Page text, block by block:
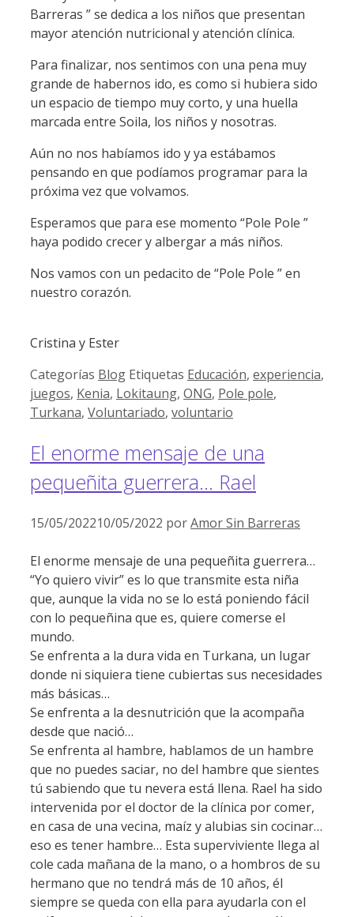
Barreras ” se dedica a los niños que presentan
mayor atención nutricional y atención clínica.
Para finalizar, nos sentimos con una pena muy
grande de habernos ido, es como si hubiera sido
un espacio de tiempo muy corto, y una huella
marcada entre Soila, los niños y nosotras.
Aún no nos habíamos ido y ya estábamos
pensando en que podíamos programar para la
próxima vez que volvamos.
Esperamos que para ese momento “Pole Pole ”
haya podido crecer y albergar a más niños.
Nos vamos con un pedacito de “Pole Pole ” en
nuestro corazón.
Cristina y Ester
Categorías Blog Etiquetas Educación, experiencia,
juegos, Kenia, Lokitaung, ONG, Pole pole,
Turkana, Voluntariado, voluntario
El enorme mensaje de una
pequeñita guerrera… Rael
15/05/202210/05/2022 porAmor Sin Barreras
El enorme mensaje de una pequeñita guerrera…
“Yo quiero vivir” es lo que transmite esta niña
que, aunque la vida no se lo está poniendo fácil
con lo pequeñina que es, quiere comerse el
mundo.
Se enfrenta a la dura vida en Turkana, un lugar
donde ni siquiera tiene cubiertas sus necesidades
más básicas…
Se enfrenta a la desnutrición que la acompaña
desde que nació…
Se enfrenta al hambre, hablamos de un hambre
que no puedes saciar, no del hambre que sientes
tú sabiendo que tu nevera está llena. Rael ha sido
intervenida por el doctor de la clínica por comer,
en casa de una vecina, maíz y alubias sin cocinar…
eso es tener hambre… Esta superviviente llega al
cole cada mañana de la mano, o a hombros de su
hermano que no tendrá más de 10 años, él
siempre se queda con ella para ayudarla con el